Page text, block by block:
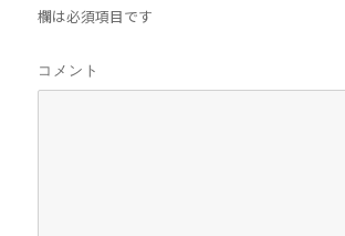
欄は必須項目です
コメント